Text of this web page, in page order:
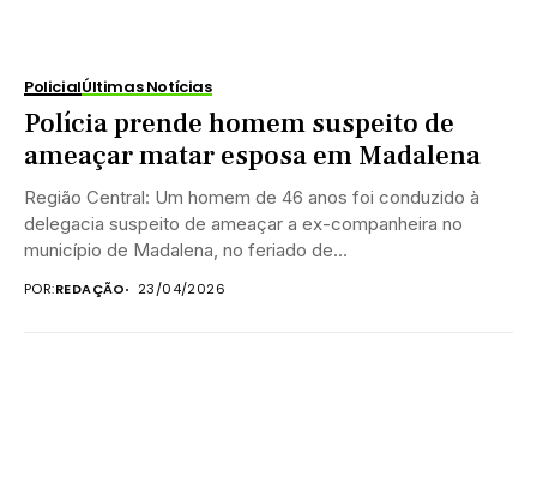
PolicialÚltimas Notícias
Polícia prende homem suspeito de
ameaçar matar esposa em Madalena
Região Central: Um homem de 46 anos foi conduzido à
delegacia suspeito de ameaçar a ex-companheira no
município de Madalena, no feriado de...
POR:REDAÇÃO 23/04/2026